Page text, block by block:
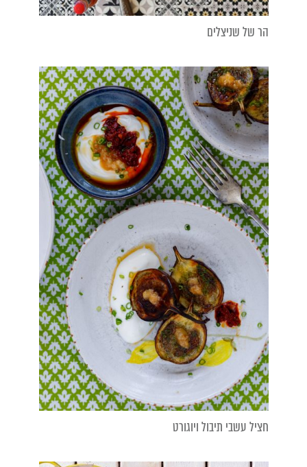
הר של שניצלים
חציל עשבי תיבול ויוגורט